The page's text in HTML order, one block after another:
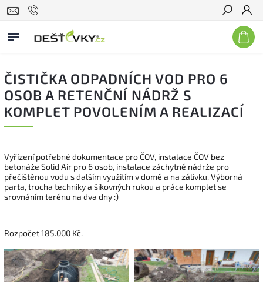
Hledat
ČISTIČKA ODPADNÍCH VOD PRO 6
OSOB A RETENČNÍ NÁDRŽ S
KOMPLET POVOLENÍM A REALIZACÍ
Vyřízení potřebné dokumentace pro ČOV, instalace ČOV bez
betonáže Solid Air pro 6 osob, instalace záchytné nádrže pro
přečištěnou vodu s dalším využitím v domě a na zálivku. Výborná
parta, trocha techniky a šikovných rukou a práce komplet se
srovnáním terénu na dva dny :)
Rozpočet 185.000 Kč.